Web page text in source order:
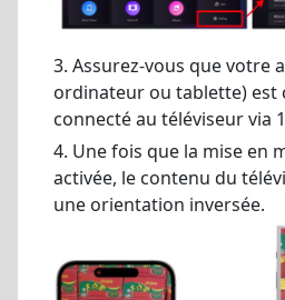
3. Assurez-vous que votre
ordinateur ou tablette) est
connecté au téléviseur via
4. Une fois que la mise en
activée, le contenu du
une orientation inversée.